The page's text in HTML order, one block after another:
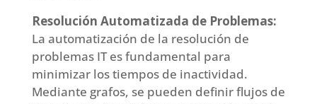
Resolución Automatizada de Problemas:
La automatización de la resolución de
problemas IT es fundamental para
minimizar los tiempos de inactividad.
Mediante grafos, se pueden definir flujos de